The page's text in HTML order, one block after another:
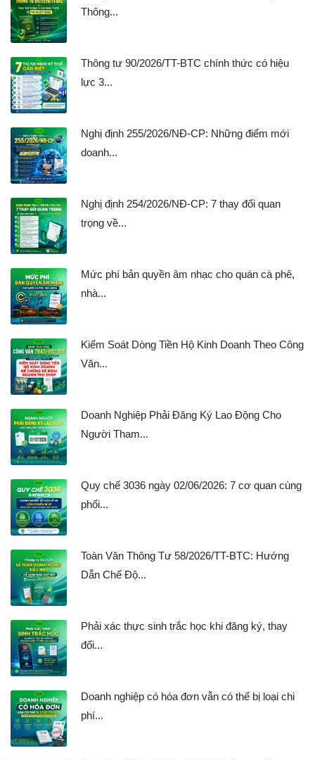
Thông...
Thông tư 90/2026/TT-BTC chính thức có hiệu
lực 3...
Nghị định 255/2026/NĐ-CP: Những điểm mới
doanh...
Nghị định 254/2026/NĐ-CP: 7 thay đổi quan
trọng về...
Mức phí bản quyền âm nhạc cho quán cà phê,
nhà...
Kiểm Soát Dòng Tiền Hộ Kinh Doanh Theo Công
Văn...
Doanh Nghiệp Phải Đăng Ký Lao Động Cho
Người Tham...
Quy chế 3036 ngày 02/06/2026: 7 cơ quan cùng
phối...
Toàn Văn Thông Tư 58/2026/TT-BTC: Hướng
Dẫn Chế Độ...
Phải xác thực sinh trắc học khi đăng ký, thay
đổi...
Doanh nghiệp có hóa đơn vẫn có thể bị loại chi
phí...